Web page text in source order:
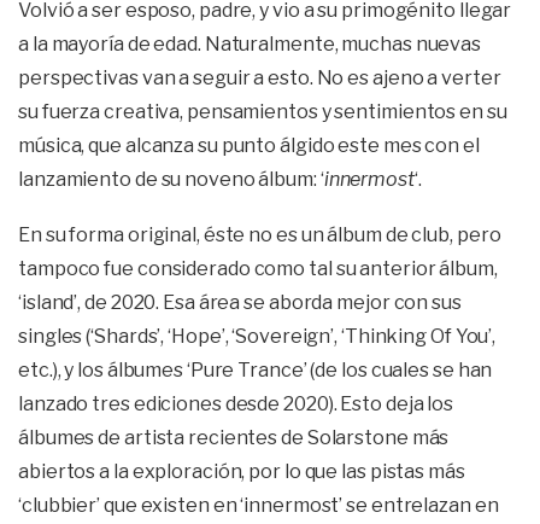
Volvió a ser esposo, padre, y vio a su primogénito llegar
a la mayoría de edad. Naturalmente, muchas nuevas
perspectivas van a seguir a esto. No es ajeno a verter
su fuerza creativa, pensamientos y sentimientos en su
música, que alcanza su punto álgido este mes con el
lanzamiento de su noveno álbum: ‘innermost‘.
En su forma original, éste no es un álbum de club, pero
tampoco fue considerado como tal su anterior álbum,
‘island’, de 2020. Esa área se aborda mejor con sus
singles (‘Shards’, ‘Hope’, ‘Sovereign’, ‘Thinking Of You’,
etc.), y los álbumes ‘Pure Trance’ (de los cuales se han
lanzado tres ediciones desde 2020). Esto deja los
álbumes de artista recientes de Solarstone más
abiertos a la exploración, por lo que las pistas más
‘clubbier’ que existen en ‘innermost’ se entrelazan en